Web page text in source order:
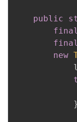
public
final
final
new
}